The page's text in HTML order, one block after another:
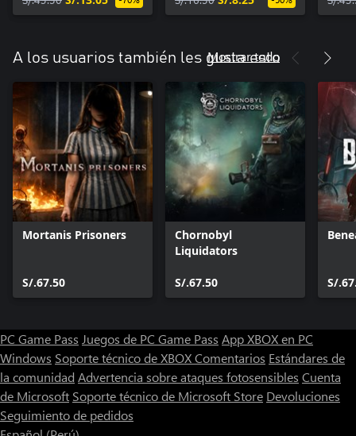
A los usuarios también les gusta esto
Mostrar todo
Mortanis Prisoners
S/.67.50
Chornobyl
Liquidators
S/.67.50 S/
PC Game Pass Juegos de PC Game Pass App XBOX en PC
Windows Soporte técnico de XBOXComentarios Estándares de
la comunidad Advertencia sobre ataques fotosensibles Cuenta
de Microsoft Soporte técnico de Microsoft Store Devoluciones
Seguimiento de pedidos